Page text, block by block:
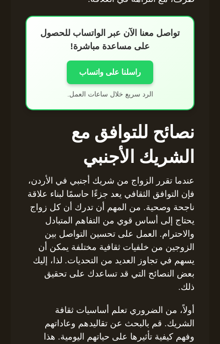
تواصل معنا الآن عبر الواتساب للحصول
على مساعدة مباشرة!
راسلنا على واتساب
الرد سريع خلال ساعات العمل.
نصائح للتوافق مع
الشريك الأجنبي
عندما تقرر الزواج من شريك أجنبي في الأردن،
فإن التوافق الثقافي يعد جزءًا حاسمًا لبناء علاقة
ناجحة وصحية. من المهم أن تدرك أن كل زواج
يحتاج إلى أساس قوي من التفاهم المتبادل
والاحترام. العمل على تحسين التواصل بين
الزوجين من خلفيات ثقافية مختلفة يمكن أن
يسهم في تجاوز العديد من التحديات. لذا، إليك
بعض النصائح التي قد تساعدك على تحقيق
ذلك.
أولاً، من الضروري تعلم أساسيات ثقافة
الشريك. قم بالبحث عن تقاليدهم وعاداتهم
وفهم كيفية تأثيرها على حياتهم اليومية. هذا